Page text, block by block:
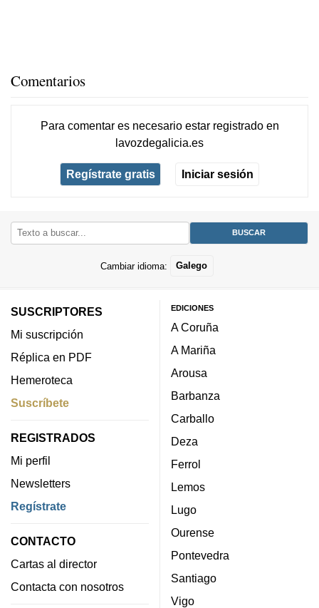
Comentarios
Para comentar es necesario estar registradoen
lavozdegalicia.es
Regístrate gratis Iniciar sesión
Cambiar idioma: Galego
SUSCRIPTORES
Mi suscripción
Réplica en PDF
Hemeroteca
Suscríbete
REGISTRADOS
Mi perfil
Newsletters
Regístrate
CONTACTO
Cartas al director
Contacta con nosotros
EDICIONES
A Coruña
A Mariña
Arousa
Barbanza
Carballo
Deza
Ferrol
Lemos
Lugo
Ourense
Pontevedra
Santiago
Vigo